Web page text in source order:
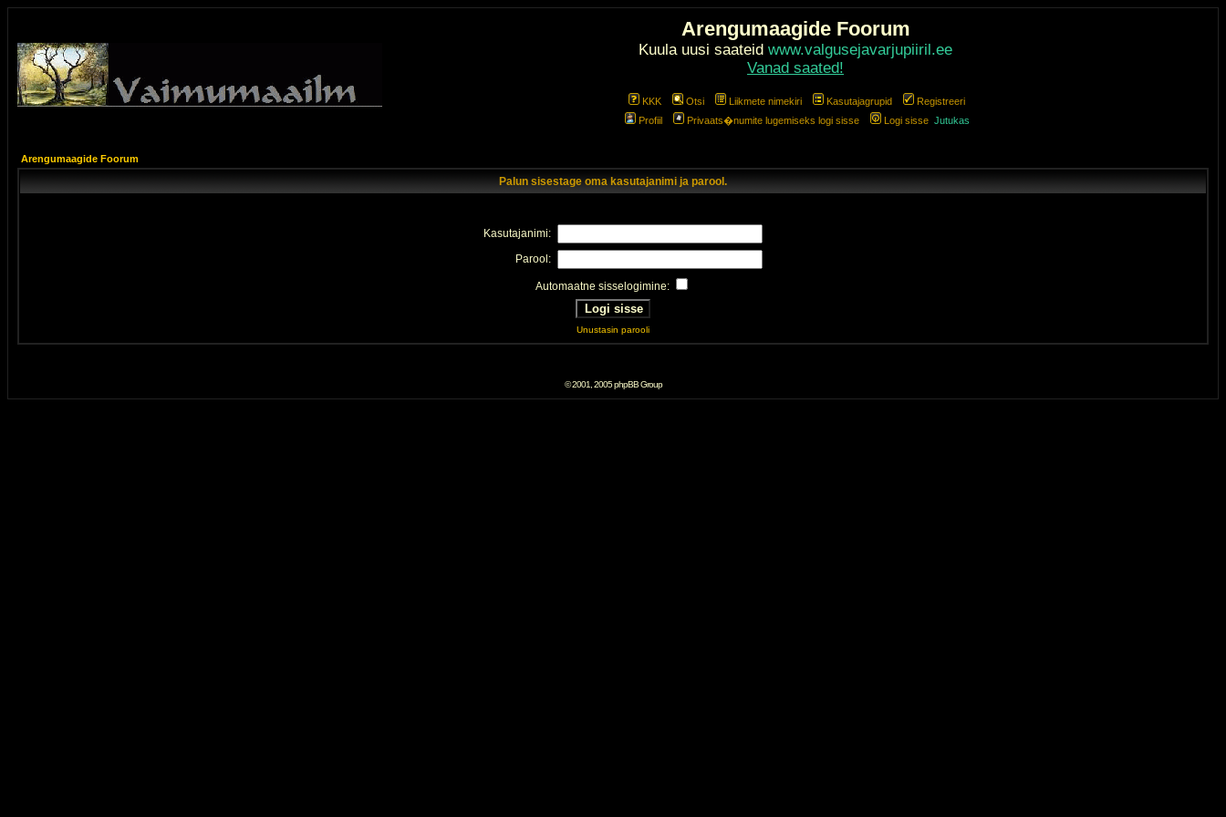
Arengumaagide Foorum
Kuula uusi saateid www.valgusejavarjupiiril.ee
Vanad saated!
KKK Otsi Liikmete nimekiri Kasutajagrupid
Registreeri
Profiil
Privaats�numite lugemiseks logi sisse Logi sisse Jutukas
Arengumaagide Foorum
Palun sisestage oma kasutajanimi ja parool.
Kasutajanimi:
Parool:
Automaatne sisselogimine:
Unustasin parooli
© 2001, 2005 phpBB Group